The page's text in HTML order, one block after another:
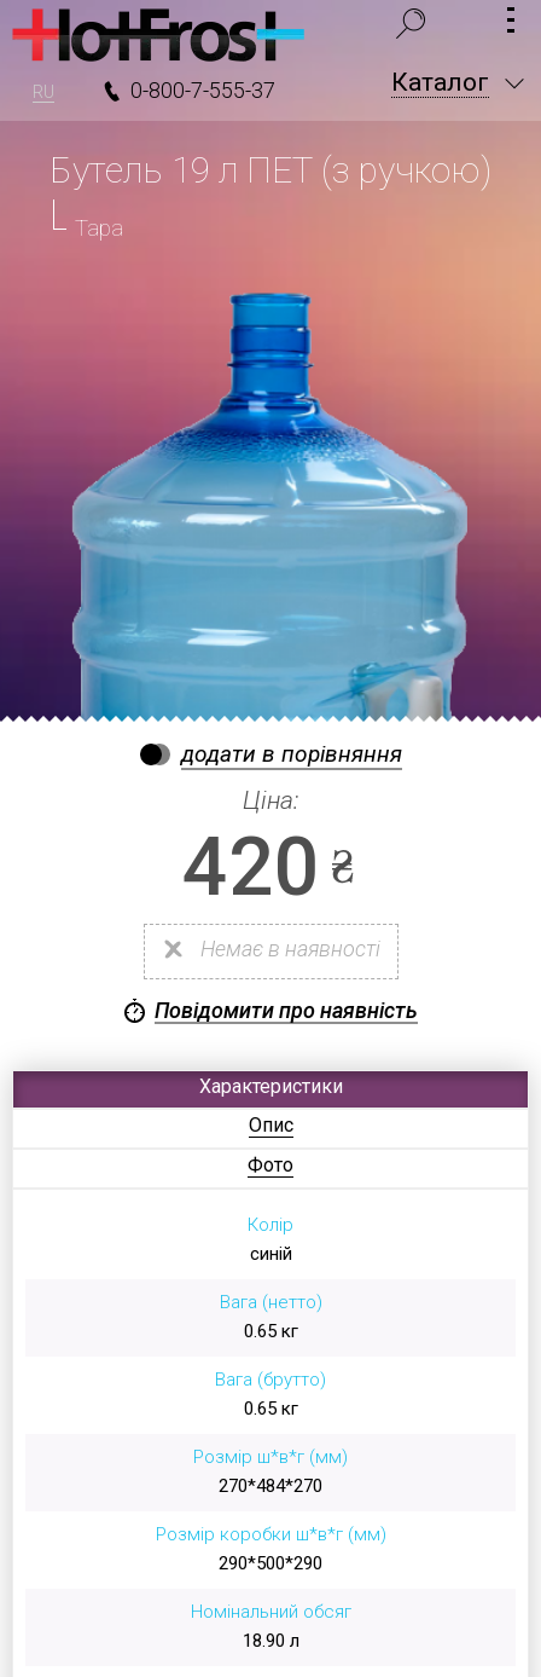
RU Каталог
0-800-7-555-37
Бутель 19 л ПЕТ (з ручкою)
Тара
додати в порівняння
Ціна:
Повідомити про наявність
Немає в наявності
420
Характеристики
Опис
Фото
Колір
синій
Вага (нетто)
0.65 кг
Вага (брутто)
0.65 кг
Розмір ш*в*г (мм)
270*484*270
Розмір коробки ш*в*г (мм)
290*500*290
Номінальний обсяг
18.90 л